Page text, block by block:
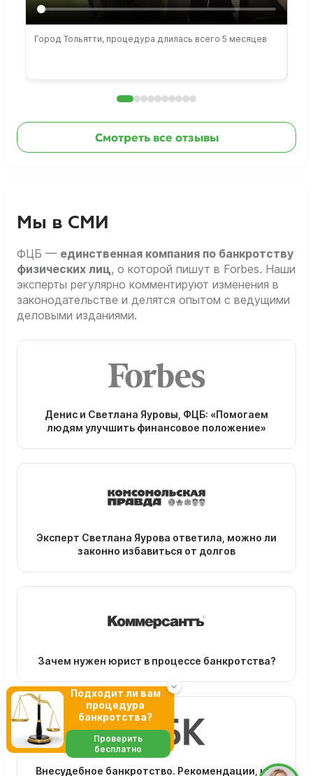
Город Тольятти, процедура длилась всего 5 месяцев
Смотреть все отзывы
Мы в СМИ
ФЦБ — единственная компания по банкротству
физических лиц, о которой пишут в Forbes. Наши
эксперты регулярно комментируют изменения в
законодательстве и делятся опытом с ведущими
деловыми изданиями.
Денис и Светлана Яуровы, ФЦБ: «Помогаем
людям улучшить финансовое положение»
Эксперт Светлана Яурова ответила, можно ли
законно избавиться от долгов
Зачем нужен юрист в процессе банкротства?
Внесудебное банкротство. Рекомендации, как
Подходит ли вам
процедура
банкротства?
Проверить
бесплатно